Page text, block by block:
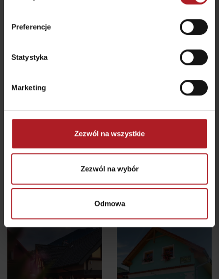
Preferencje
Statystyka
Marketing
Zezwól na wszystkie
Zezwól na wybór
Odmowa
Liptov
Pizzeria Oliviero
Źródło Lúčky
Ružomberok
Všetky zážitky a relax
Gdzie się zatrzymać w pobliżu: